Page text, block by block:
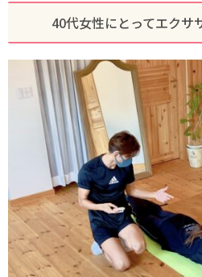
40代女性にとってエクサ